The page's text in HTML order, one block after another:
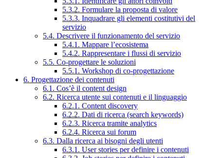
5.3.2. Formulare la proposta di valore
5.3.3. Inquadrare gli elementi costitutivi del
servizio
5.4. Descrivere il funzionamento del servizio
5.4.1. Mappare l’ecosistema
5.4.2. Rappresentare i flussi di servizio
5.5. Co-progettare le soluzioni
5.5.1. Workshop di co-progettazione
6. Progettazione dei contenuti
6.1. Cos’è il content design
6.2. Ricerca utente sui contenuti e il linguaggio
6.2.1. Content discovery
6.2.2. Dati di ricerca (search keywords)
6.2.3. Ricerca tramite analytics
6.2.4. Ricerca sui forum
6.3. Dalla ricerca ai bisogni degli utenti
6.3.1. User stories per definire i contenuti